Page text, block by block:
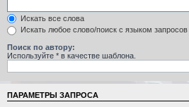
Искать все слова
Искать любое слово/поиск с языком запросов
Поиск по автору:
Используйте * в качестве шаблона.
ПАРАМЕТРЫ ЗАПРОСА